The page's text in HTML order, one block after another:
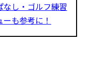
し・ゴルフ練習
も参考に！